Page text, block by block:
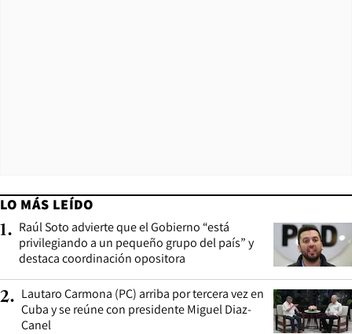
LO MÁS LEÍDO
1. Raúl Soto advierte que el Gobierno “está
privilegiando a un pequeño grupo del país” y
destaca coordinación opositora
2. Lautaro Carmona (PC) arriba por tercera vez en
Cuba y se reúne con presidente Miguel Diaz-
Canel